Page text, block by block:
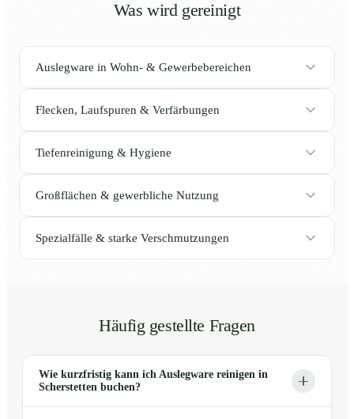
Was wird gereinigt
Auslegware in Wohn- & Gewerbebereichen
Flecken, Laufspuren & Verfärbungen
Tiefenreinigung & Hygiene
Großflächen & gewerbliche Nutzung
Spezialfälle & starke Verschmutzungen
Häufig gestellte Fragen
Wie kurzfristig kann ich Auslegware reinigen in
Scherstetten buchen?